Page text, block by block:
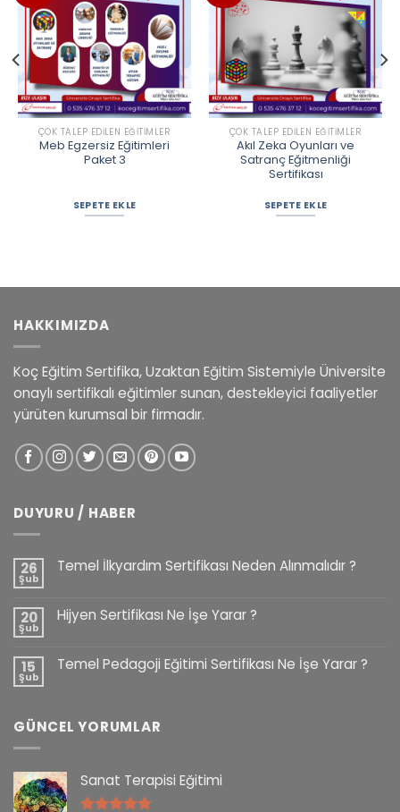
ÇOK TALEP EDILEN EĞITIMLER
Meb Egzersiz Eğitimleri
Paket 3
SEPETE EKLE
ÇOK TALEP EDILEN EĞITIMLER
Akıl Zeka Oyunları ve
Satranç Eğitmenliği
Sertifikası
SEPETE EKLE
HAKKIMIZDA
Koç Eğitim Sertifika, Uzaktan Eğitim Sistemiyle Üniversite
onaylı sertifikalı eğitimler sunan, destekleyici faaliyetler
yürüten kurumsal bir firmadır.
DUYURU / HABER
26
Şub
Temel İlkyardım Sertifikası Neden Alınmalıdır ?
20
Şub
Hijyen Sertifikası Ne İşe Yarar ?
15
Şub
Temel Pedagoji Eğitimi Sertifikası Ne İşe Yarar ?
GÜNCEL YORUMLAR
Sanat Terapisi Eğitimi